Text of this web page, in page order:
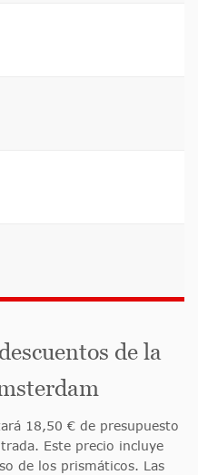
de la
18,50 € de presupuesto
Este precio incluye
de los prismáticos. Las